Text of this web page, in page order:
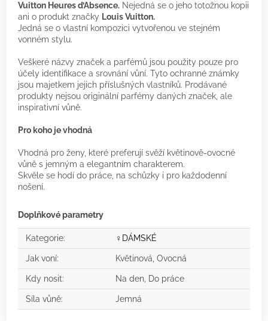
Vuitton Heures d’Absence. Nejedná se o jeho totožnou kopii
ani o produkt značky Louis Vuitton.
Jedná se o vlastní kompozici vytvořenou ve stejném
vonném stylu.
Veškeré názvy značek a parfémů jsou použity pouze pro
účely identifikace a srovnání vůní. Tyto ochranné známky
jsou majetkem jejich příslušných vlastníků. Prodávané
produkty nejsou originální parfémy daných značek, ale
inspirativní vůně.
Pro koho je vhodná
Vhodná pro ženy, které preferují svěží květinově-ovocné
vůně s jemným a elegantním charakterem.
Skvěle se hodí do práce, na schůzky i pro každodenní
nošení.
Doplňkové parametry
Kategorie: ♀️DÁMSKÉ
Jak voní: Květinová, Ovocná
Kdy nosit: Na den, Do práce
Síla vůně: Jemná